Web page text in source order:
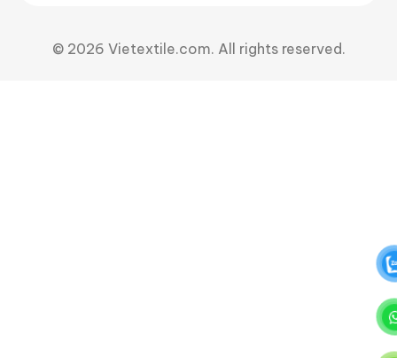
© 2026 Vietextile.com. All rights reserved.